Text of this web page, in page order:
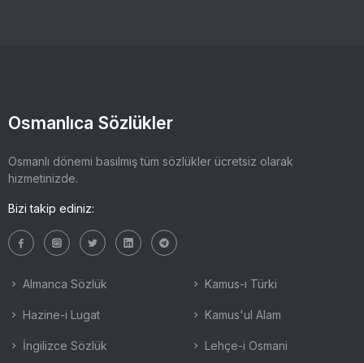
Osmanlıca Sözlükler
Osmanlı dönemi basılmış tüm sözlükler ücretsiz olarak
hizmetinizde.
Bizi takip ediniz:
Almanca Sözlük
Hazine-i Lugat
İngilizce Sözlük
Kamus-ı Türki
Kamus'ul Alam
Lehçe-i Osmani